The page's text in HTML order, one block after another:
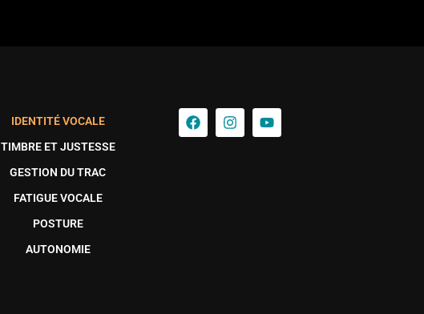
IDENTITÉ VOCALE
TIMBRE ET JUSTESSE
GESTION DU TRAC
FATIGUE VOCALE
POSTURE
AUTONOMIE